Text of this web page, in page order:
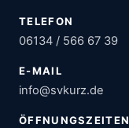
TELEFON
06134 / 566 67 39
E-MAIL
info@svkurz.de
ÖFFNUNGSZEITEN